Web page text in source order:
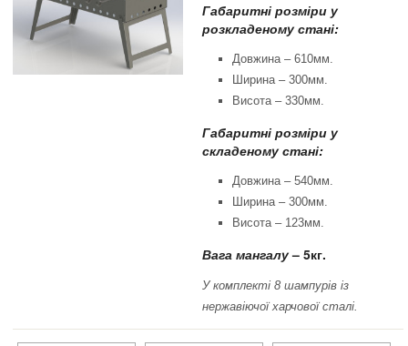
Габаритні розміри у
розкладеному стані:
Довжина – 610мм.
Ширина – 300мм.
Висота – 330мм.
Габаритні розміри у
складеному стані:
Довжина – 540мм.
Ширина – 300мм.
Висота – 123мм.
Вага мангалу– 5кг.
У комплекті 8 шампурів із
нержавіючої харчової сталі.